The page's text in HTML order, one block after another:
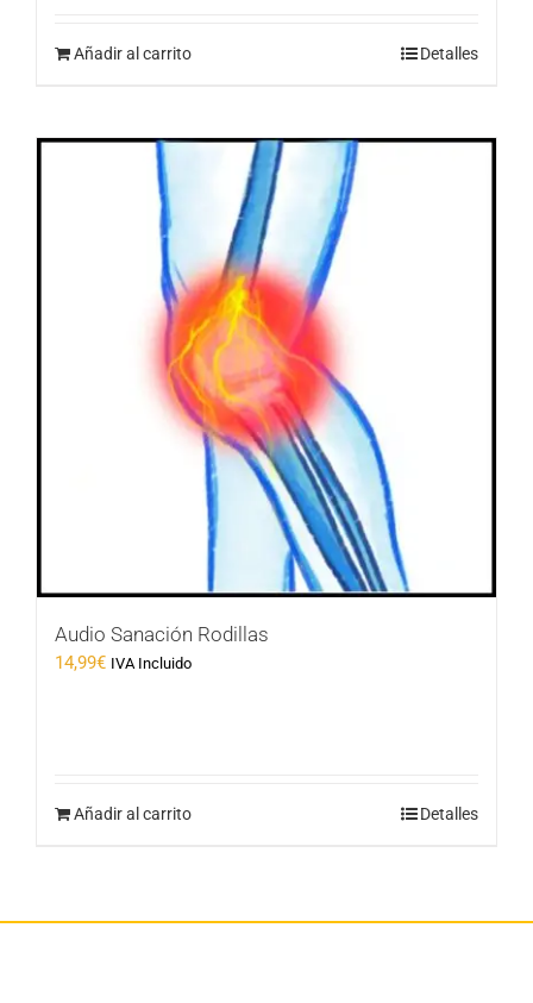
Añadir al carrito Detalles
Audio Sanación Rodillas
14,99€ IVA Incluido
Añadir al carrito Detalles